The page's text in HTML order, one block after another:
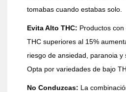
tomabas cuando estabas solo.
Evita Alto THC: Productos
THC superiores al 15%
riesgo de ansiedad, paranoia y
Opta por variedades de bajo
No Conduzcas: La